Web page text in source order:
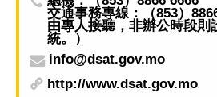
交通事務專線：（853）
由專人接聽，非辦公時段則
統。）
info@dsat.gov.mo
http://www.dsat.gov.mo